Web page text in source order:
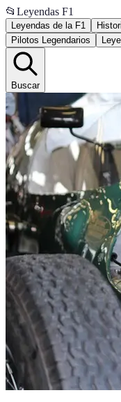
📂 Leyendas F1
Leyendas de la F1
Pilotos Legendarios
Buscar